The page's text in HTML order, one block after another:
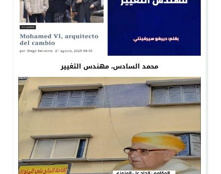
محمد السادس، مهندس التغيير